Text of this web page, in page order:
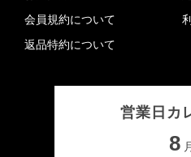
会員規約について
返品特約について
営業日カ
8